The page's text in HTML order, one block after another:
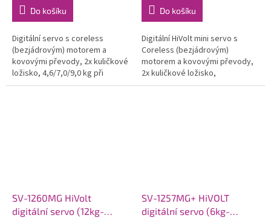
Do košíku
Digitální servo s coreless
(bezjádrovým) motorem a
kovovými převody, 2x kuličkové
ložisko, 4,6/7,0/9,0 kg při
6,0/7,4/8,4 V a 0,11/0,095/0,085
Do košíku
Digitální HiVolt mini servo s
Coreless (bezjádrovým)
motorem a kovovými převody,
2x kuličkové ložisko,
15,0/20.0kg při 6,0/7,4V a
SV-1260MG HiVolt
digitální servo (12kg-
SV-1257MG+ HiVOLT
digitální servo (6kg-